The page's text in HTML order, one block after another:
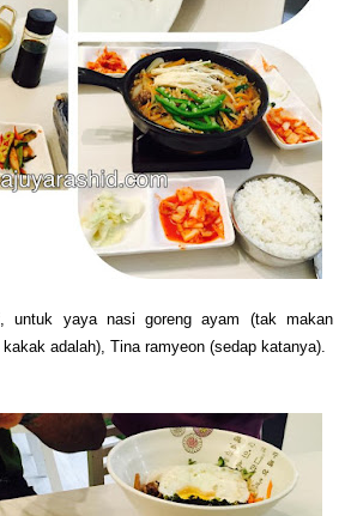
untuk yaya nasi goreng ayam (tak makan
adalah), Tina ramyeon (sedap katanya).